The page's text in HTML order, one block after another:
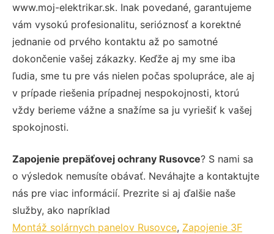
www.moj-elektrikar.sk. Inak povedané, garantujeme
vám vysokú profesionalitu, serióznosť a korektné
jednanie od prvého kontaktu až po samotné
dokončenie vašej zákazky. Keďže aj my sme iba
ľudia, sme tu pre vás nielen počas spolupráce, ale aj
v prípade riešenia prípadnej nespokojnosti, ktorú
vždy berieme vážne a snažíme sa ju vyriešiť k vašej
spokojnosti.
Zapojenie prepäťovej ochrany Rusovce? S nami sa
o výsledok nemusíte obávať. Neváhajte a kontaktujte
nás pre viac informácií. Prezrite si aj ďalšie naše
služby, ako napríklad
Montáž solárnych panelov Rusovce, Zapojenie 3F